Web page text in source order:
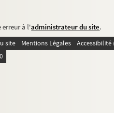
erreur à l'administrateur du site.
site Mentions Légales